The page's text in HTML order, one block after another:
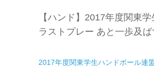
【ハンド】2017年度関東
ラストプレー あと一歩及ば
2017年度関東学生ハンドボール連